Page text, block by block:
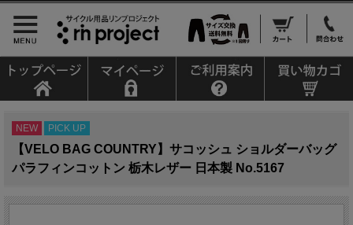
NEW PICK UP
【VELO BAG COUNTRY】サコッシュ ショルダーバッグ
パラフィンコットン 栃木レザー 日本製 No.5167